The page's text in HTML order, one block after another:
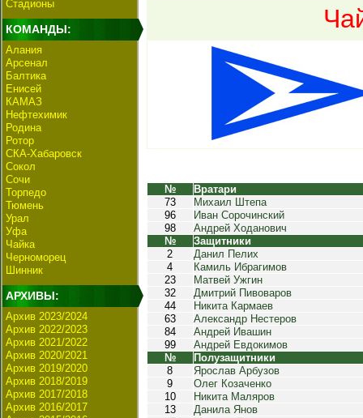
Стадионы
КОМАНДЫ:
Алания
Арсенал
Балтика
Енисей
КАМАЗ
Нефтехимик
Родина
Ротор
СКА-Хабаровск
Сокол
Сочи
Торпедо
Тюмень
Урал
Уфа
Чайка
Черноморец
Шинник
АРХИВЫ:
Архив 2023/2024
Архив 2022/2023
Архив 2021/2022
Архив 2020/2021
Архив 2019/2020
Архив 2018/2019
Архив 2017/2018
Архив 2016/2017
№
Вратари
73
Михаил Штепа
96
Иван Сорочинский
98
Андрей Ходанович
№
Защитники
2
Данил Пелих
4
Камиль Ибрагимов
23
Матвей Ужгин
32
Дмитрий Пивоваров
44
Никита Кармаев
63
Александр Нестеров
84
Андрей Ивашин
99
Андрей Евдокимов
№
Полузащитники
8
Ярослав Арбузов
9
Олег Козаченко
10
Никита Маляров
13
Данила Янов